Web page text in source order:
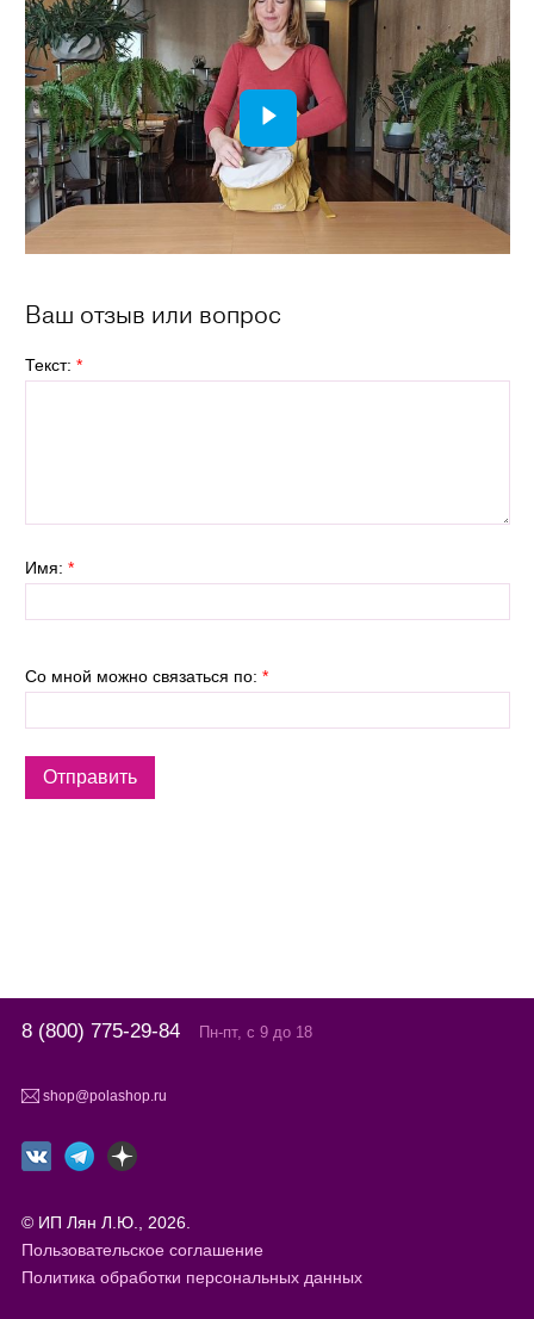
Ваш отзыв или вопрос
Текст: *
Имя: *
Со мной можно связаться по: *
8 (800) 775-29-84 Пн-пт, с 9 до 18
shop@polashop.ru
© ИП Лян Л.Ю., 2026.
Пользовательское соглашение
Политика обработки персональных данных